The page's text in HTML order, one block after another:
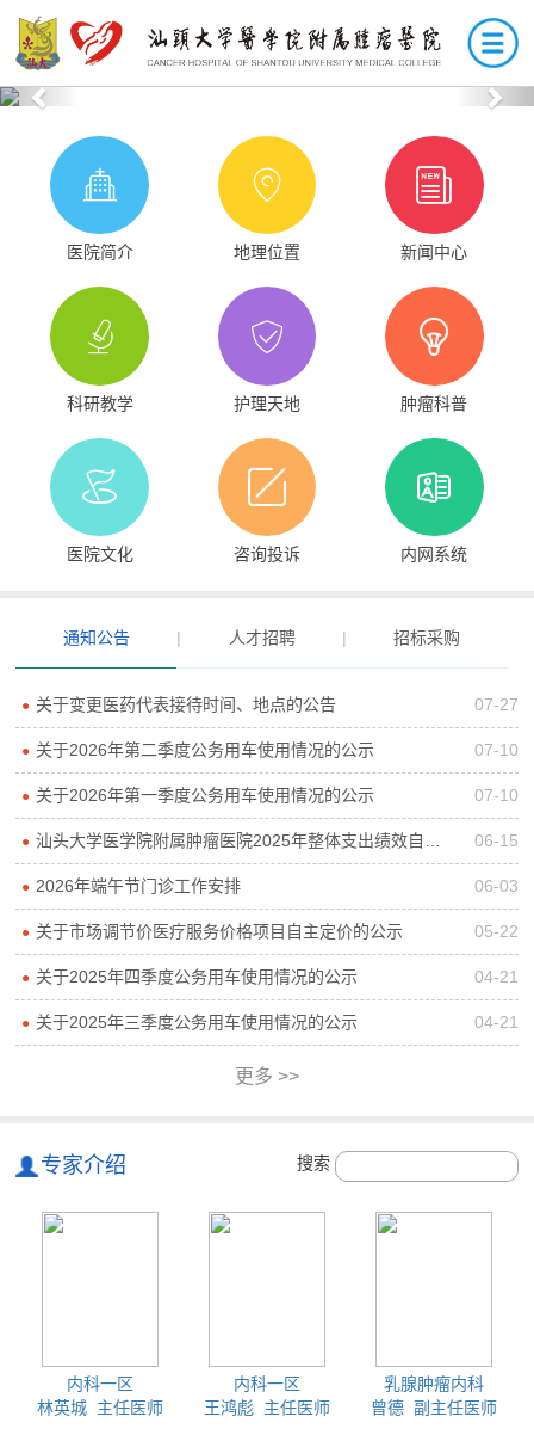
Previous
医院简介 地理位置 新闻中心
科研教学 护理天地 肿瘤科普
医院文化 咨询投诉 内网系统
通知公告 | 人才招聘 | 招标采购
● 关于变更医药代表接待时间、地点的公告 07-27
● 关于2026年第二季度公务用车使用情况的公示 07-10
● 关于2026年第一季度公务用车使用情况的公示 07-10
● 汕头大学医学院附属肿瘤医院2025年整体支出绩效自评报告 06-15
● 2026年端午节门诊工作安排 06-03
● 关于市场调节价医疗服务价格项目自主定价的公示 05-22
● 关于2025年四季度公务用车使用情况的公示 04-21
● 关于2025年三季度公务用车使用情况的公示 04-21
更多 >>
专家介绍 搜索
内科一区
林英城 主任医师
内科一区
王鸿彪 主任医师
乳腺肿瘤内科
曾德 副主任医师